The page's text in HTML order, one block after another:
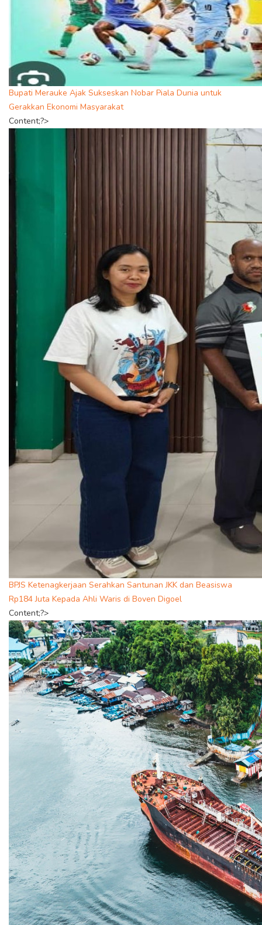
Bupati Merauke Ajak Sukseskan Nobar Piala Dunia untuk
Gerakkan Ekonomi Masyarakat
Content;?>
BPJS Ketenagkerjaan Serahkan Santunan JKK dan Beasiswa
Rp184 Juta Kepada Ahli Waris di Boven Digoel
Content;?>